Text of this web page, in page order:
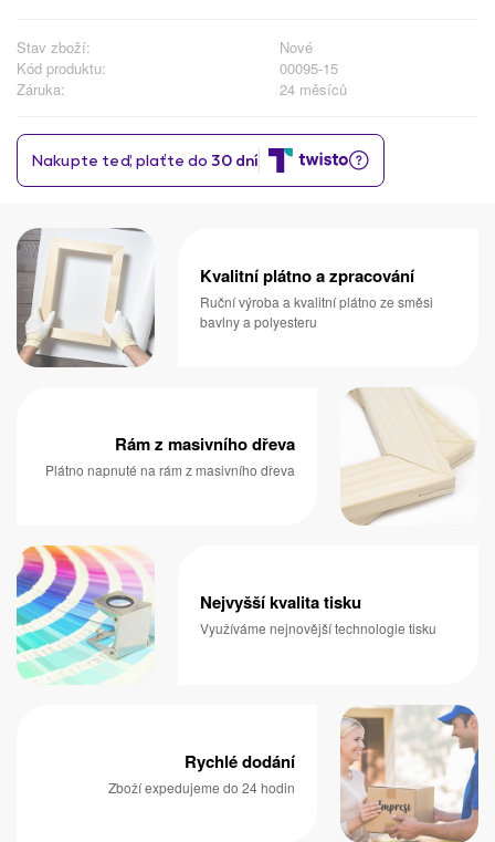
Stav zboží:
Nové
Kód produktu:
00095-15
Záruka:
24 měsíců
Kvalitní plátno a zpracování
Ruční výroba a kvalitní plátno ze směsi
bavlny a polyesteru
Rám z masivního dřeva
Plátno napnuté na rám z masivního dřeva
Nejvyšší kvalita tisku
Využíváme nejnovější technologie tisku
Rychlé dodání
Zboží expedujeme do 24 hodin